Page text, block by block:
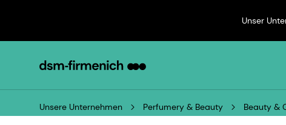
Unser
Unsere Unternehmen Perfumery & Beauty Beauty &